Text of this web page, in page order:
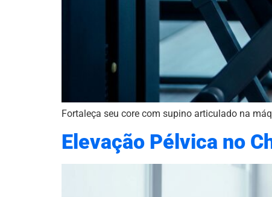
Fortaleça seu core com supino articulado na
Elevação Pélvica no